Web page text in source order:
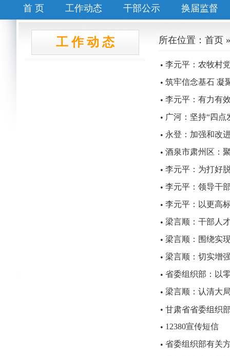
首 页 工作动态 干部公示 换届监督
工 作 动 态 所在位置：首页
• 李元平：农牧村
• 筑牢信念基石 凝
• 李元平：有力有
• 广河：坚持“四点
• 永登：加强和改
• 酒泉市肃州区：
• 李元平：为打好
• 李元平：领导干
• 李元平：以更高
• 梁言顺：干部人
• 梁言顺：围绕实
• 梁言顺：切实增
• 省委组织部：以
• 梁言顺：认清大
• 甘肃省省委组织
• 12380宣传短信
• 省委组织部有关